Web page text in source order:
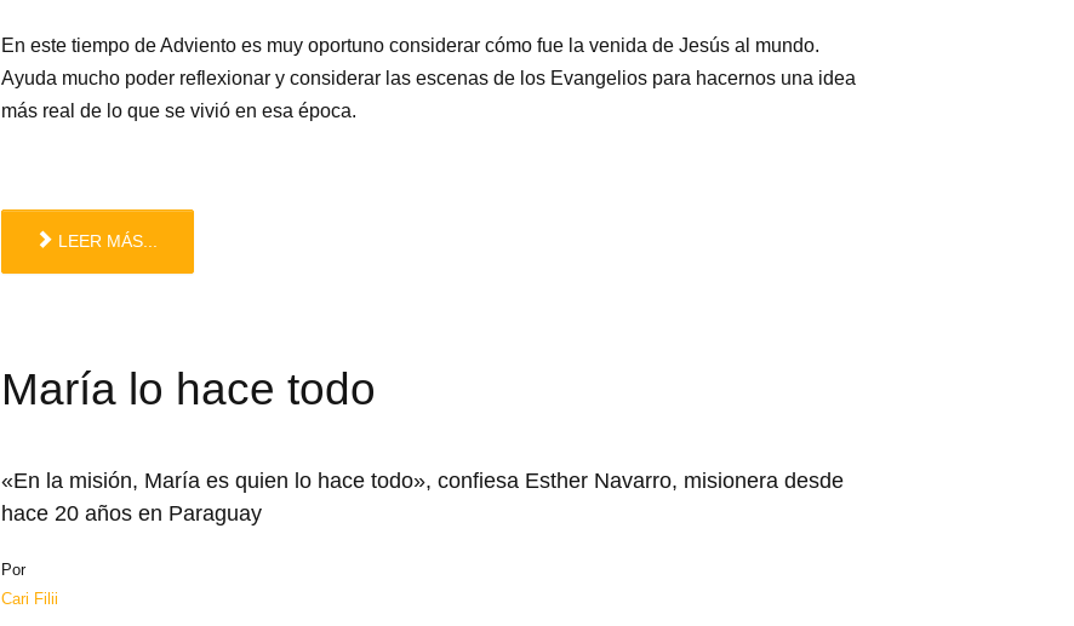
En este tiempo de Adviento es muy oportuno considerar cómo fue la venida de Jesús al mundo.
Ayuda mucho poder reflexionar y considerar las escenas de los Evangelios para hacernos una idea
más real de lo que se vivió en esa época.
LEER MÁS...
María lo hace todo
«En la misión, María es quien lo hace todo», confiesa Esther Navarro, misionera desde
hace 20 años en Paraguay
Por
Cari Filii